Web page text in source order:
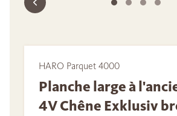
HARO Parquet 4000
Planche large à
4V Chêne Exklusiv